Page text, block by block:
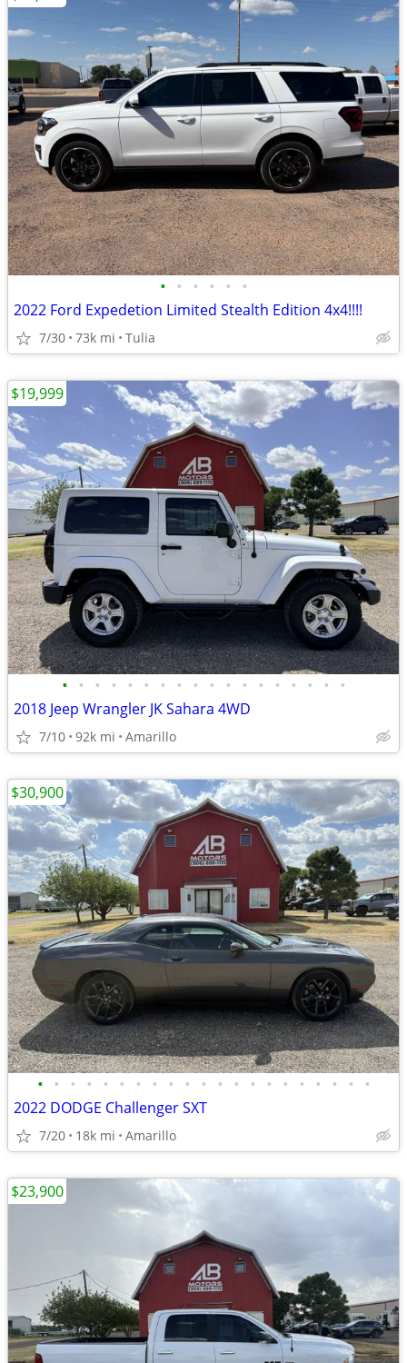
• • • • • •
2022 Ford Expedetion Limited Stealth Edition 4x4!!!!
7/30 73k mi Tulia
• • • • • • • • • • • • • • • • • •
2018 Jeep Wrangler JK Sahara 4WD
7/10 92k mi Amarillo
$19,999
• • • • • • • • • • • • • • • • • • • • •
2022 DODGE Challenger SXT
7/20 18k mi Amarillo
$30,900
$23,900